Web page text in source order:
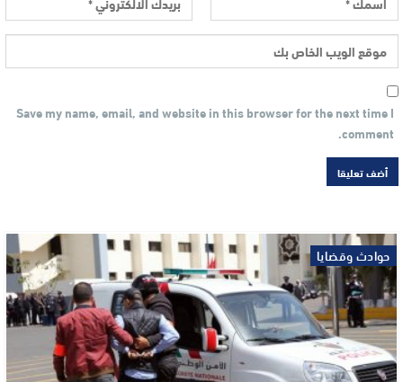
Save my name, email, and website in this browser for the next time I
comment.
حوادث وقضايا